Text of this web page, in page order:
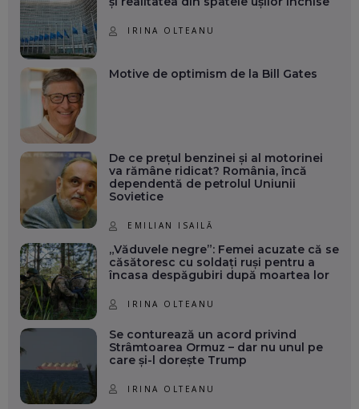
IRINA OLTEANU
Motive de optimism de la Bill Gates
De ce prețul benzinei și al motorinei
va rămâne ridicat? România, încă
dependentă de petrolul Uniunii
Sovietice
EMILIAN ISAILĂ
„Văduvele negre”: Femei acuzate că se
căsătoresc cu soldați ruși pentru a
încasa despăgubiri după moartea lor
IRINA OLTEANU
Se conturează un acord privind
Strâmtoarea Ormuz – dar nu unul pe
care și-l dorește Trump
IRINA OLTEANU